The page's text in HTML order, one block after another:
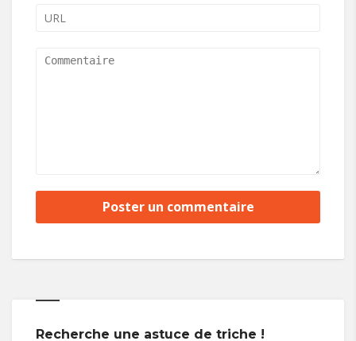
Recherche une astuce de triche !